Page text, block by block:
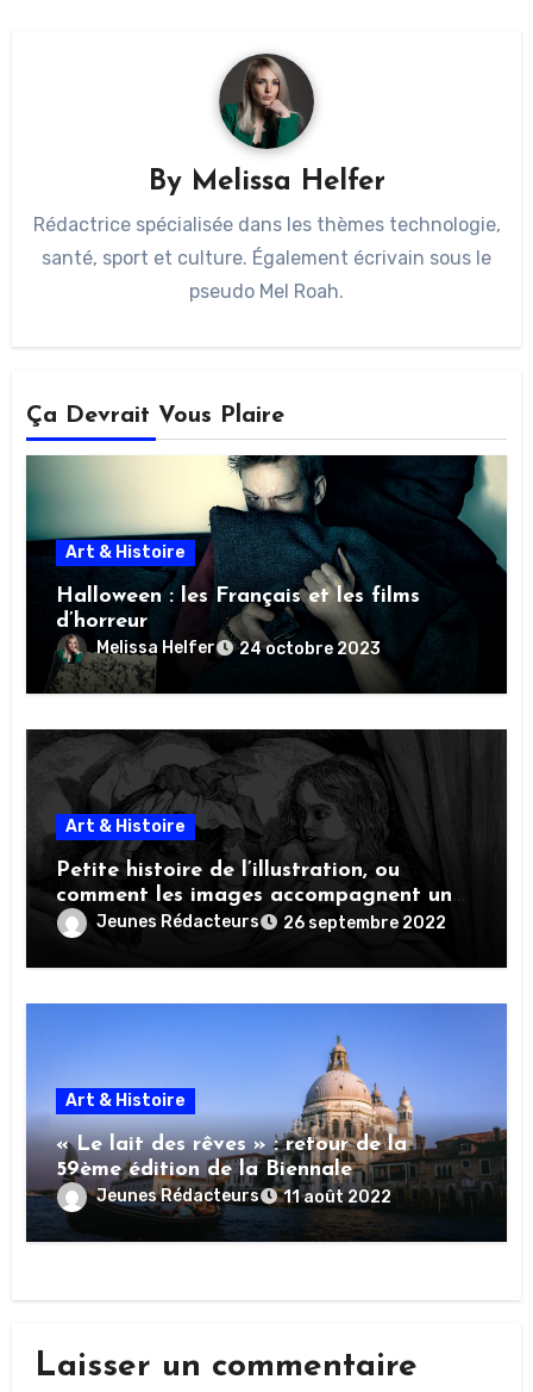
By Melissa Helfer
Rédactrice spécialisée dans les thèmes technologie,
santé, sport et culture. Également écrivain sous le
pseudo Mel Roah.
Ça Devrait Vous Plaire
Art & Histoire
Halloween : les Français et les films
d’horreur
Melissa Helfer 24 octobre 2023
Art & Histoire
Petite histoire de l’illustration, ou
comment les images accompagnent un
texteJeunes Rédacteurs 26 septembre 2022
Art & Histoire
« Le lait des rêves » : retour de la
59ème édition de la Biennale
Jeunes Rédacteurs 11 août 2022
Laisser un commentaire